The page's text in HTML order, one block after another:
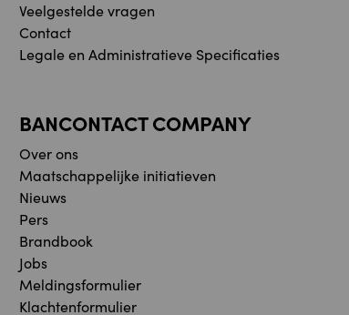
Veelgestelde vragen
Contact
Legale en Administratieve Specificaties
BANCONTACT COMPANY
Over ons
Maatschappelijke initiatieven
Nieuws
Pers
Brandbook
Jobs
Meldingsformulier
Klachtenformulier